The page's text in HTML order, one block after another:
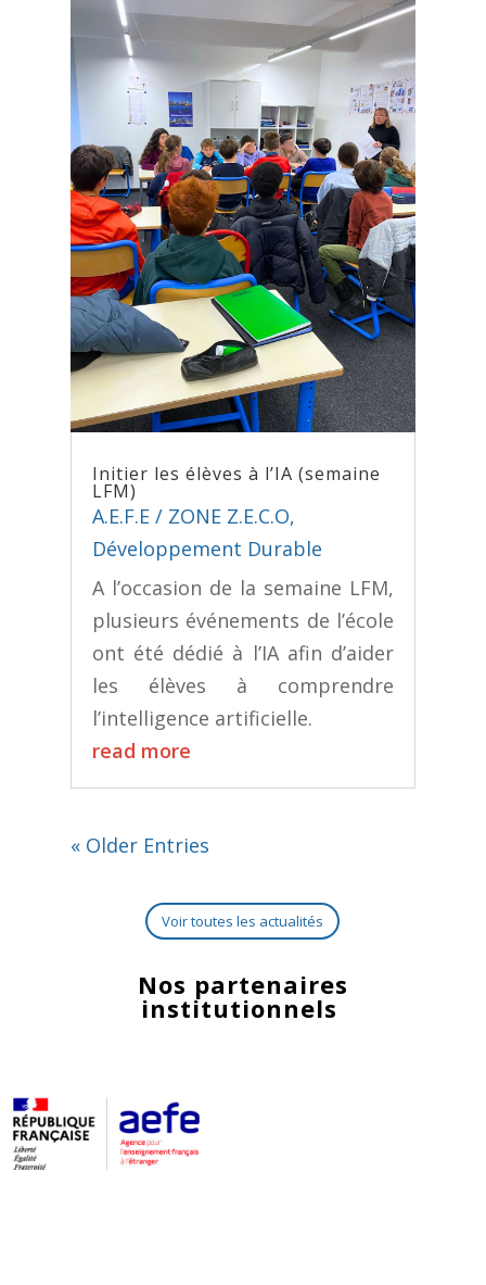
Initier les élèves à l’IA (semaine
LFM)
A.E.F.E / ZONE Z.E.C.O,
Développement Durable
A l’occasion de la semaine LFM,
plusieurs événements de l’école
ont été dédié à l’IA afin d’aider
les élèves à comprendre
l’intelligence artificielle.
read more
« Older Entries
Voir toutes les actualités
Nos partenaires
institutionnels